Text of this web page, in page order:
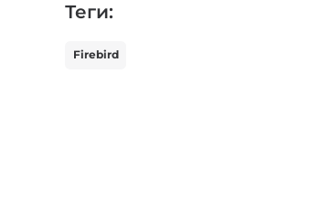
Теги:
Firebird